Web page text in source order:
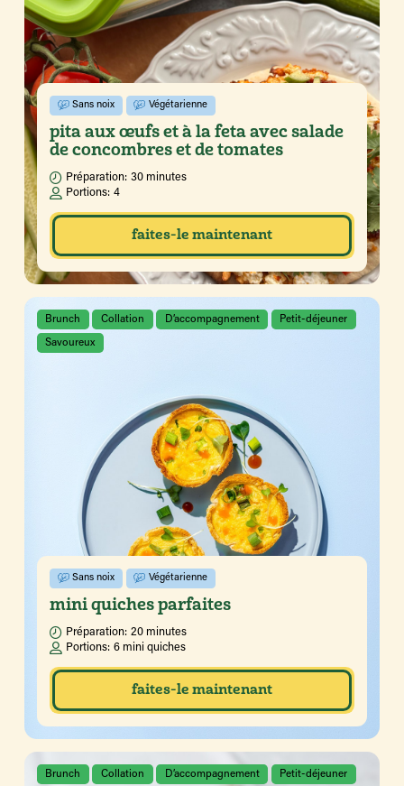
Sans noix Végétarienne
pita aux œufs et à la feta avec salade
de concombres et de tomates
Préparation: 30 minutes
Portions: 4
faites-le maintenant
Brunch Collation D’accompagnement Petit-déjeuner
Savoureux
Sans noix Végétarienne
mini quiches parfaites
Préparation: 20 minutes
Portions: 6 mini quiches
faites-le maintenant
Brunch Collation D’accompagnement Petit-déjeuner